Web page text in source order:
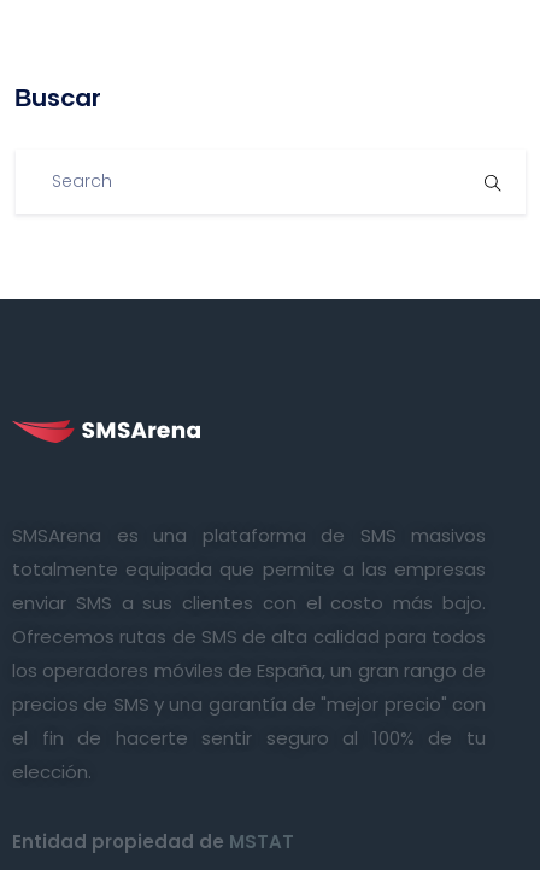
Βuscar
SMSArena es una plataforma de SMS masivos
totalmente equipada que permite a las empresas
enviar SMS a sus clientes con el costo más bajo.
Ofrecemos rutas de SMS de alta calidad para todos
los operadores móviles de España, un gran rango de
precios de SMS y una garantía de "mejor precio" con
el fin de hacerte sentir seguro al 100% de tu
elección.
Entidad propiedad de MSTAT